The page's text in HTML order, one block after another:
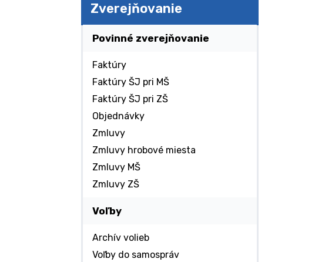
Zverejňovanie
Povinné zverejňovanie
Faktúry
Faktúry ŠJ pri MŠ
Faktúry ŠJ pri ZŠ
Objednávky
Zmluvy
Zmluvy hrobové miesta
Zmluvy MŠ
Zmluvy ZŠ
Voľby
Archív volieb
Voľby do samospráv